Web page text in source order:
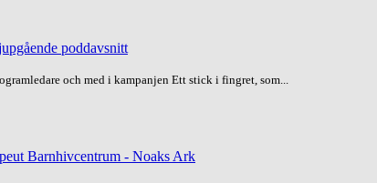
poddavsnitt
och med i kampanjen Ett stick i fingret, som...